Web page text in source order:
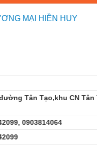
MẠI HIỀN HUY
Tân Tạo,khu CN Tân
0903814064